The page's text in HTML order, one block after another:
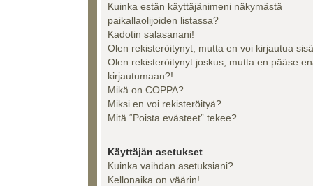
Kuinka estän käyttäjänimeni näkymästä
paikallaolijoiden listassa?
Kadotin salasanani!
Olen rekisteröitynyt, mutta en voi kirjautua
Olen rekisteröitynyt joskus, mutta en pääse
kirjautumaan?!
Mikä on COPPA?
Miksi en voi rekisteröityä?
Mitä “Poista evästeet” tekee?
Käyttäjän asetukset
Kuinka vaihdan asetuksiani?
Kellonaika on väärin!